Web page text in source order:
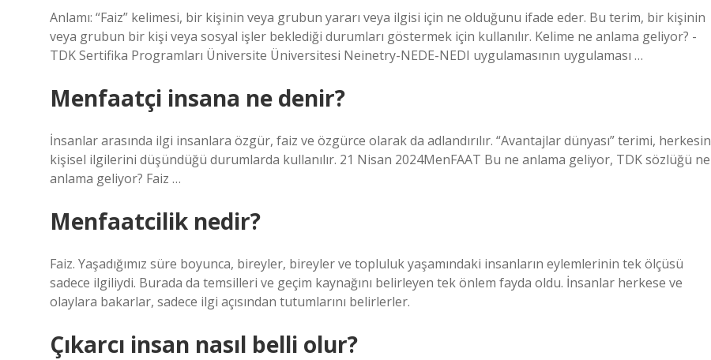
Anlamı: “Faiz” kelimesi, bir kişinin veya grubun yararı veya ilgisi için ne olduğunu ifade eder. Bu terim, bir kişinin
veya grubun bir kişi veya sosyal işler beklediği durumları göstermek için kullanılır. Kelime ne anlama geliyor? -
TDK Sertifika Programları Üniversite Üniversitesi Neinetry-NEDE-NEDI uygulamasının uygulaması …
Menfaatçi insana ne denir?
İnsanlar arasında ilgi insanlara özgür, faiz ve özgürce olarak da adlandırılır. “Avantajlar dünyası” terimi, herkesin
kişisel ilgilerini düşündüğü durumlarda kullanılır. 21 Nisan 2024MenFAAT Bu ne anlama geliyor, TDK sözlüğü ne
anlama geliyor? Faiz …
Menfaatcilik nedir?
Faiz. Yaşadığımız süre boyunca, bireyler, bireyler ve topluluk yaşamındaki insanların eylemlerinin tek ölçüsü
sadece ilgiliydi. Burada da temsilleri ve geçim kaynağını belirleyen tek önlem fayda oldu. İnsanlar herkese ve
olaylara bakarlar, sadece ilgi açısından tutumlarını belirlerler.
Çıkarcı insan nasıl belli olur?